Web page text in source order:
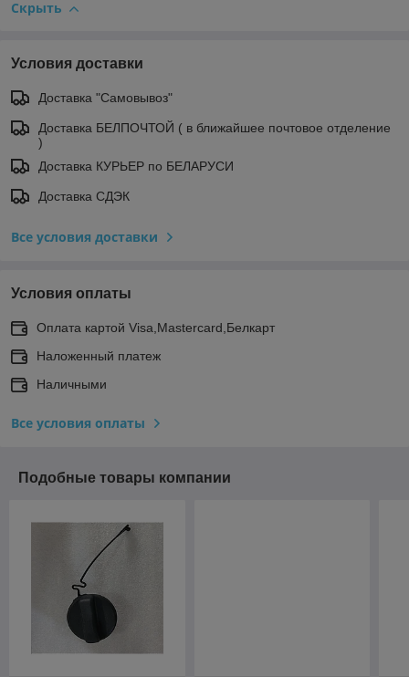
Скрыть
Условия доставки
Доставка "Самовывоз"
Доставка БЕЛПОЧТОЙ ( в ближайшее почтовое отделение
)
Доставка КУРЬЕР по БЕЛАРУСИ
Доставка СДЭК
Все условия доставки
Условия оплаты
Оплата картой Visa,Mastercard,Белкарт
Наложенный платеж
Наличными
Все условия оплаты
Подобные товары компании